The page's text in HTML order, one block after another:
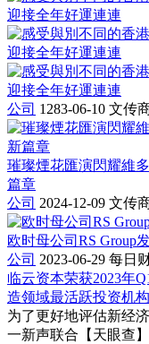
公司 1283-06-10 文传
璀璨煙花匯演閃耀維
篇章
公司 2024-12-09 文传
欧时母公司RS Group
公司 2023-06-29 每日
临云资本荣获2023年
造领域最活跃投资机构
为了更好地评估新经
一新声联合【天眼查